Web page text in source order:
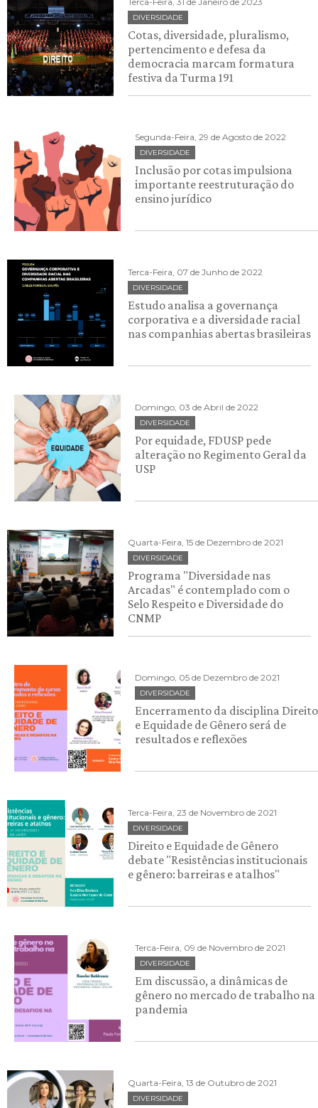
DIVERSIDADE
Cotas, diversidade, pluralismo,
pertencimento e defesa da
democracia marcam formatura
festiva da Turma 191
Segunda-Feira, 29 de Agosto de 2022
DIVERSIDADE
Inclusão por cotas impulsiona
importante reestruturação do
ensino jurídico
Terca-Feira, 07 de Junho de 2022
DIVERSIDADE
Estudo analisa a governança
corporativa e a diversidade racial
nas companhias abertas brasileiras
Domingo, 03 de Abril de 2022
DIVERSIDADE
Por equidade, FDUSP pede
alteração no Regimento Geral da
USP
Quarta-Feira, 15 de Dezembro de 2021
DIVERSIDADE
Programa "Diversidade nas
Arcadas" é contemplado com o
Selo Respeito e Diversidade do
CNMP
Domingo, 05 de Dezembro de 2021
DIVERSIDADE
Encerramento da disciplina Direito
e Equidade de Gênero será de
resultados e reflexões
Terca-Feira, 23 de Novembro de 2021
DIVERSIDADE
Direito e Equidade de Gênero
debate "Resistências institucionais
e gênero: barreiras e atalhos"
Terca-Feira, 09 de Novembro de 2021
DIVERSIDADE
Em discussão, a dinâmicas de
gênero no mercado de trabalho na
pandemia
Quarta-Feira, 13 de Outubro de 2021
DIVERSIDADE